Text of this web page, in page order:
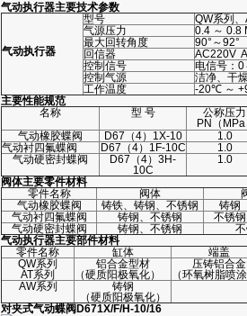
气动执行器主要技术参数
气动执行器
型号
QW系列
气源压力
0.4 ～ 0.8
最大回转角度
90°～92°
回信器
AC220V
控制信号
电信号：
控制气源
洁净、干
工作温度
-20℃ ～
主要性能规范
名称
型 号
公称压力
PN（MPa
气动橡胶蝶阀
D67（4）1X-10
1.0
气动衬四氟蝶阀
D67（4）1F-10C
1.0
气动硬密封蝶阀
D67（4）3H-
10C
1.0
阀体主要零件材料
零件名称
阀体
气动橡胶蝶阀
铸铁、铸钢、不锈钢
铸钢
气动衬四氟蝶阀
铸钢、不锈钢
不锈
气动硬密封蝶阀
铸钢、不锈钢
气动执行器主要部件材料
零件名称
缸体
端盖
QW系列
AT系列
铝合金型材
（硬质阳极氧化）
压铸铝合金
（环氧树脂喷
AW系列
铸钢
（硬质阳极氧化）
对夹式气动蝶阀 D671X/F/H-10/16